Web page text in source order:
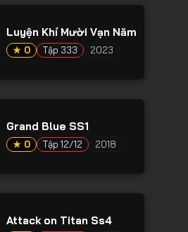
Luyện Khí Mười Vạn Năm
★ 0 Tập 333 2023
Grand Blue SS1
★ 0 Tập 12/12 2018
Attack on Titan Ss4